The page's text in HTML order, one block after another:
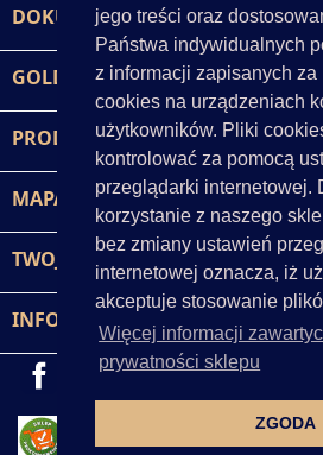
jego treści oraz
Państwa indywidualnych
z informacji zapisanych
cookies na urządzeniach
użytkowników. Pliki
kontrolować za pomocą
przeglądarki internetowej.
korzystanie z naszego
bez zmiany ustawień
internetowej oznacza, iż
akceptuje stosowanie
Więcej informacji
prywatności sklepu
ZGODA
DOKUMENTY
GOLD-POL
PRODUKTY
MAPA STRONY
TWOJE KONTO
INFORMACJA O SKLEPIE
FacebookInstagram